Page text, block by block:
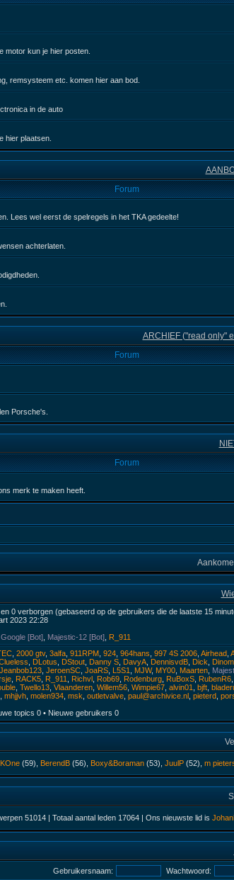
motor kun je hier posten.
remsysteem etc. komen hier aan bod.
in de auto
hier plaatsen.
Forum
Lees wel eerst de spelregels in het TKA gedeelte!
achterlaten.
ARCHIEF ("read only"
Forum
Porsche's.
Forum
merk te maken heeft.
0 verborgen (gebaseerd op de gebruikers die de laatste 15
2023 22:28
Google [Bot] Majestic-12 [Bot] R_911
2000 gtv, 3alfa 911RPM 924 964hans 997 4S 2006 Airhead
DLotus DStout Danny S DavyA DennisvdB Dick
Jeanbob123 JeroenSC JoaRS L5S1 MJW, MY00 Maarten
RACK5 R_911 Richvl Rob69 Rodenburg RuBoxS RubenR6
Twello13 Vlaanderen Willem56 Wimpie67 alvin01 bjft
mhjjvh molen934 msk outletvalve paul@archivice.nl pieterd
topics 0 • Nieuwe gebruikers 0
(59), BerendB (56), Boxy&Boraman (53), JuulP (52), m
51014 | Totaal aantal leden 17064 | Ons nieuwste lid is
Gebruikersnaam: Wachtwoord: